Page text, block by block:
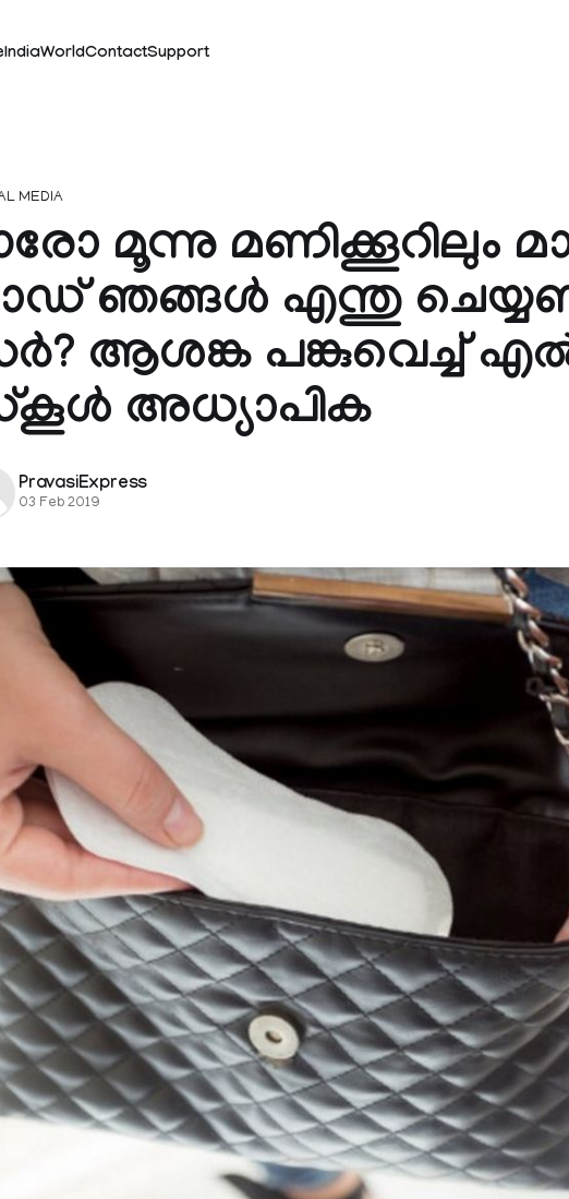
IndiaWorldContactSupport
MEDIA
മൂന്നു മണിക്കൂറിലും
ഞങ്ങള്‍ എന്തു
ആശങ്ക പങ്കുവെച്ച്‌
അധ്യാപിക
PravasiExpress
03 Feb 2019